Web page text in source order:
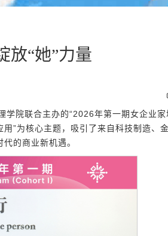
放“她”力量
院联合主办的“2026年第一期女企业家
”为核心主题，吸引了来自科技制造、
的商业新机遇。